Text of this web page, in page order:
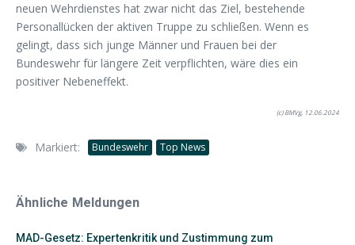
neuen Wehrdienstes hat zwar nicht das Ziel, bestehende
Personallücken der aktiven Truppe zu schließen. Wenn es
gelingt, dass sich junge Männer und Frauen bei der
Bundeswehr für längere Zeit verpflichten, wäre dies ein
positiver Nebeneffekt.
(c) BMVg, 12.06.2024
Markiert: Bundeswehr Top News
Ähnliche Meldungen
MAD-Gesetz: Expertenkritik und Zustimmung zum